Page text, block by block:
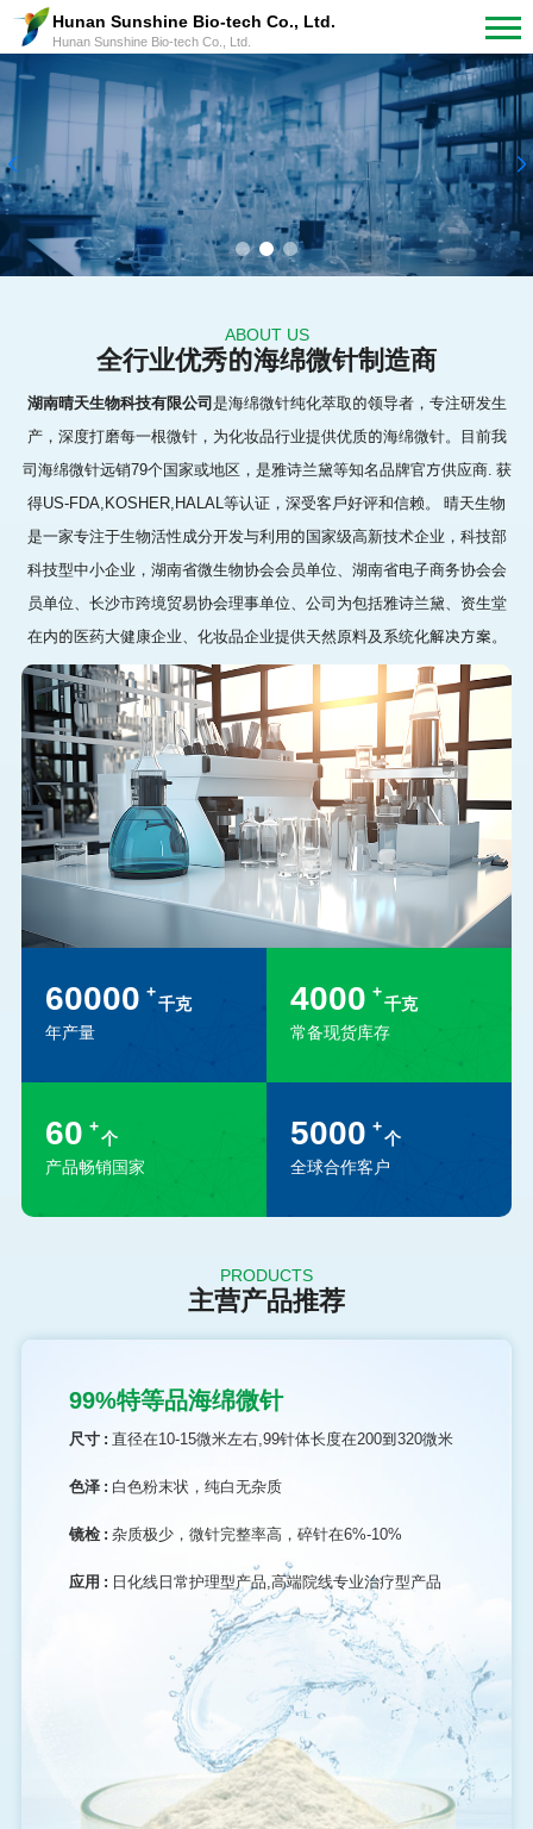
Hunan Sunshine Bio-tech Co., Ltd.
Hunan Sunshine Bio-tech Co., Ltd.
敏锐的创新，美丽的蜕变。
Sharp innovation, beauty transformed.
水解海绵、专注研发、品质卓越、协助开发、贴心售后
ABOUT US
全行业优秀的海绵微针制造商
湖南晴天生物科技有限公司是海绵微针纯化萃取的领导者，专注研发生
产，深度打磨每一根微针，为化妆品行业提供优质的海绵微针。目前我
司海绵微针远销79个国家或地区，是雅诗兰黛等知名品牌官方供应商. 获
得US-FDA,KOSHER,HALAL等认证，深受客戶好评和信赖。 晴天生物
是一家专注于生物活性成分开发与利用的国家级高新技术企业，科技部
科技型中小企业，湖南省微生物协会会员单位、湖南省电子商务协会会
员单位、长沙市跨境贸易协会理事单位、公司为包括雅诗兰黛、资生堂
在内的医药大健康企业、化妆品企业提供天然原料及系统化解决方案。
60000 +千克
年产量
4000 +千克
常备现货库存
60 +个
产品畅销国家
5000 +个
全球合作客户
PRODUCTS
主营产品推荐
99%特等品海绵微针
尺寸 : 直径在10-15微米左右,99针体长度在200到320微米
色泽 : 白色粉末状，纯白无杂质
镜检 : 杂质极少，微针完整率高，碎针在6%-10%
应用 : 日化线日常护理型产品,高端院线专业治疗型产品